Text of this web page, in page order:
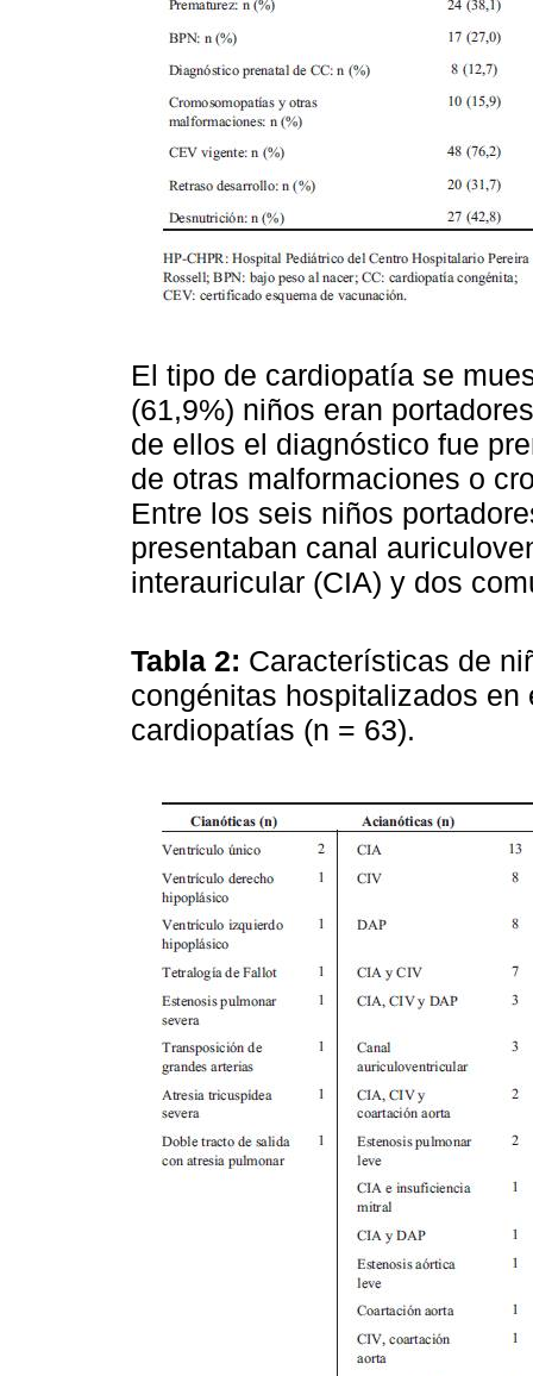
El tipo de cardiopatía se
(61,9%) niños eran
de ellos el diagnóstico fue
de otras malformaciones o
Entre los seis niños
presentaban canal
interauricular (CIA) y dos
Tabla 2: Características de
congénitas hospitalizados en
cardiopatías (n = 63).